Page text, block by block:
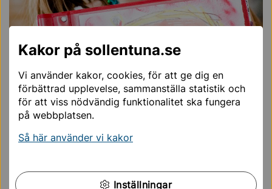
Kakor på sollentuna.se
Vi använder kakor, cookies, för att ge dig en
förbättrad upplevelse, sammanställa statistik och
för att viss nödvändig funktionalitet ska fungera
på webbplatsen.
Så här använder vi kakor
Inställningar
Lekoteket med Kreativa Pedagoger
Kom och lek restaurang, fiska, prova kläder och testa
käpphästhoppning i en rolig miljö för hela familjen.
Datum, tid och plats
Måndag 3 augusti, klockan 14–17, Rotebro torg
Onsdag 5 augusti, klockan 14–17, Edsbergs torg